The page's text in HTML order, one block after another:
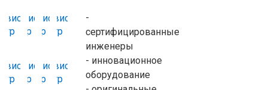
-
сертифицированные
инженеры
- инновационное
оборудование